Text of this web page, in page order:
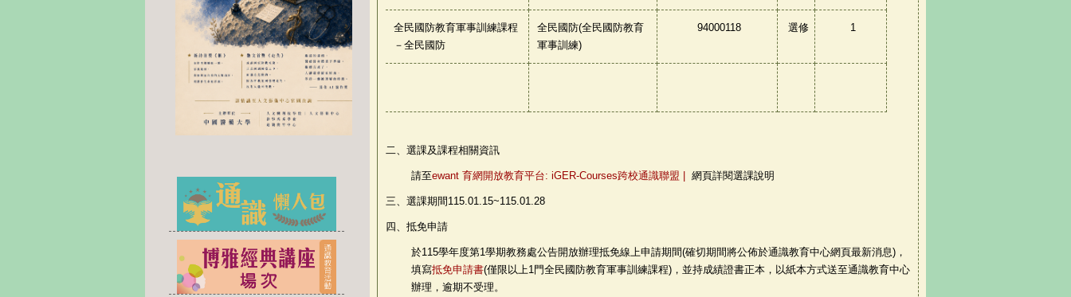
全民國防教育軍事訓練課程
－全民國防
全民國防(全民國防教育
軍事訓練)
94000118 選修 1
二、選課及課程相關資訊
請至ewant 育網開放教育平台: iGER-Courses跨校通識聯盟 | 網頁詳閱選課說明
三、選課期間115.01.15~115.01.28
四、抵免申請
於115學年度第1學期教務處公告開放辦理抵免線上申請期間(確切期間將公佈於通識教育中心網頁最新消息)，
填寫抵免申請書(僅限以上1門全民國防教育軍事訓練課程)，並持成績證書正本，以紙本方式送至通識教育中心
辦理，逾期不受理。